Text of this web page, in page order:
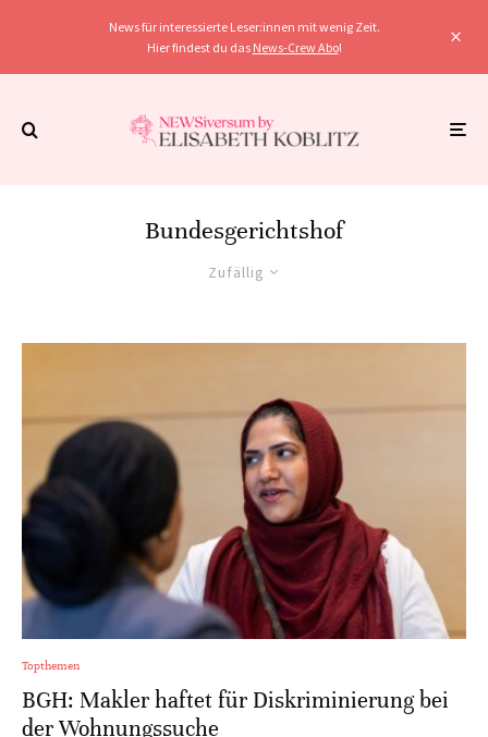
News für interessierte Leser:innen mit wenig Zeit.
Hier findest du das News-Crew Abo!
Bundesgerichtshof
Zufällig
Topthemen
BGH: Makler haftet für Diskriminierung bei
der Wohnungssuche